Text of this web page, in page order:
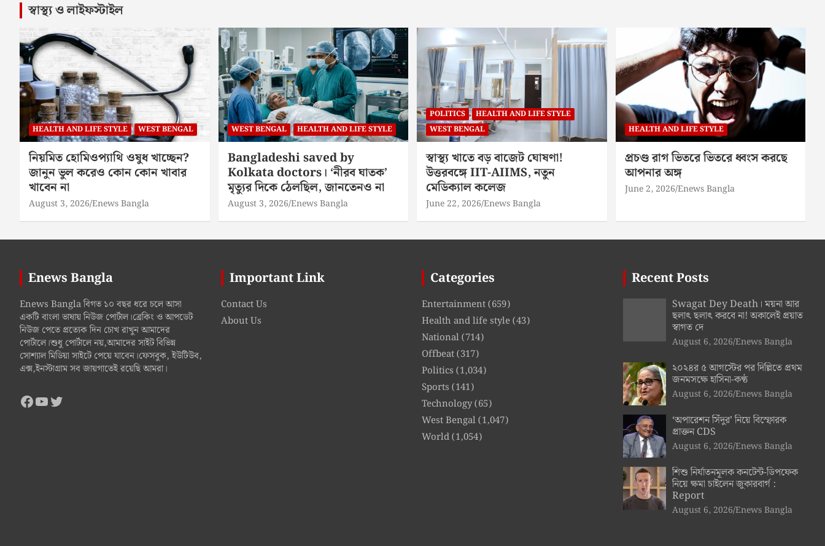
স্বাস্থ্য ও লাইফস্টাইল
HEALTH AND LIFE STYLE WEST BENGAL
নিয়মিত হোমিওপ্যাথি ওষুধ খাচ্ছেন?
জানুন ভুল করেও কোন কোন খাবার
খাবেন না
August 3, 2026 Enews Bangla
WEST BENGAL HEALTH AND LIFE STYLE
Bangladeshi saved by
Kolkata doctors। ‘নীরব ঘাতক’
মৃত্যুর দিকে ঠেলছিল, জানতেনও না
August 3, 2026 Enews Bangla
POLITICS
HEALTH AND LIFE STYLE
WEST BENGAL
স্বাস্থ্য খাতে বড় বাজেট ঘোষণা!
উত্তরবঙ্গে IIT-AIIMS, নতুন
মেডিক্যাল কলেজ
June 22, 2026 Enews Bangla
HEALTH AND LIFE STYLE
প্রচণ্ড রাগ ভিতরে ভিতরে ধ্বংস করছে
আপনার অঙ্গ
June 2, 2026 Enews Bangla
Enews Bangla
Enews Bangla বিগত ১০ বছর ধরে চলে আসা
একটি বাংলা ভাষায় নিউজ পোর্টাল।ব্রেকিং ও আপডেট
নিউজ পেতে প্রত্যেক দিন চোখ রাখুন আমাদের
পোর্টালে।শুধু পোর্টালে নয়,আমাদের সাইট বিভিন্ন
সোশ্যাল মিডিয়া সাইটে পেয়ে যাবেন।ফেসবুক, ইউটিউব,
এক্স,ইনস্টাগ্রাম সব জায়গাতেই রয়েছি আমরা।
Facebook
YouTube
Twitter
Important Link
Contact Us
About Us
Categories
Entertainment(659)
Health and life style(43)
National(714)
Offbeat(317)
Politics (1,034)
Sports (141)
Technology(65)
West Bengal(1,047)
World(1,054)
Recent Posts
Swagat Dey Death। ময়না আর
ছলাৎ ছলাৎ করবে না! অকালেই প্রয়াত
স্বাগত দে
August 6, 2026 Enews Bangla
২০২৪র ৫ আগস্টের পর দিল্লিতে প্রথম
জনমসক্ষে হাসিনা-কণ্ঠ
August 6, 2026 Enews Bangla
‘অপারেশন সিঁদুর’ নিয়ে বিস্ফোরক
প্রাক্তন CDS
August 6, 2026 Enews Bangla
শিশু নির্যাতনমূলক কনটেন্ট-ডিপফেক
নিয়ে ক্ষমা চাইলেন জুকারবার্গ :
Report
August 6, 2026 Enews Bangla